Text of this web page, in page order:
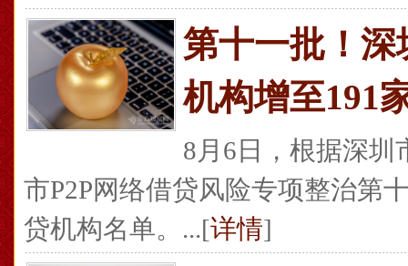
第十一批！
机构增至191
8月6日，根据深圳
市P2P网络借贷风险专项整治第
贷机构名单。...[详情]